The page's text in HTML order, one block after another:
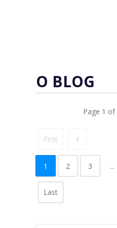
O BLOG
Page 1 of
First
1 2 3 ...
Last